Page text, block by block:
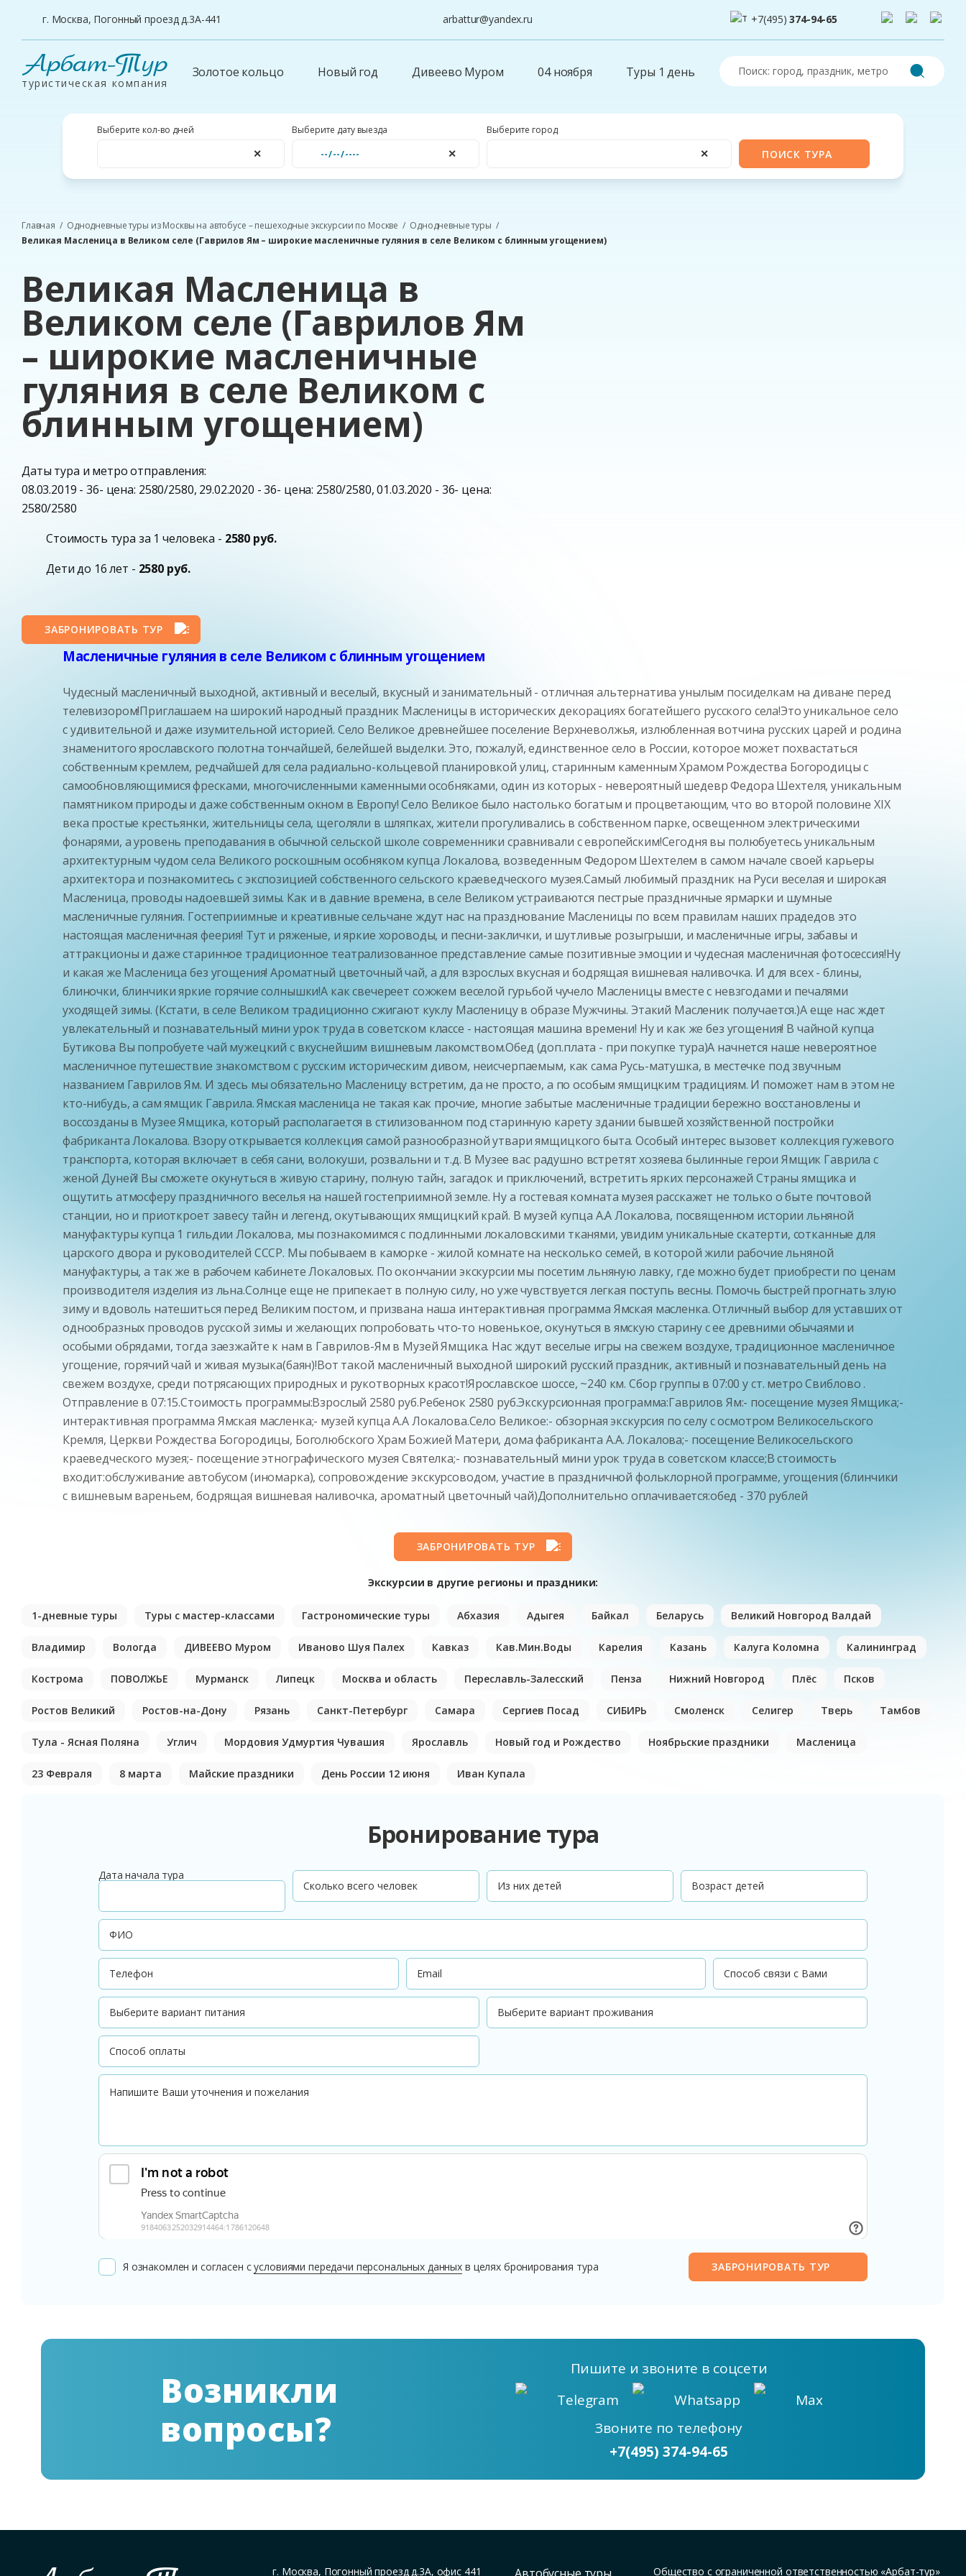
г. Москва, Погонный проезд д.3А-441 +7(495)374-94-65
arbattur@yandex.ru
Арбат-Тур
туристическая компания
Золотое кольцо Новый год Дивеево Муром 04 ноября Туры 1 день
Выберите кол-во дней
✕
Выберите дату выезда
✕
Выберите город
✕ ПОИСК ТУРА
Главная Однодневные туры из Москвы на автобусе – пешеходные экскурсии по Москве
Однодневные туры
Великая Масленица в Великом селе (Гаврилов Ям – широкие масленичные гуляния в селе Великом с блинным угощением)
Великая Масленица в
Великом селе (Гаврилов Ям
– широкие масленичные
гуляния в селе Великом с
блинным угощением)
Даты тура и метро отправления:
08.03.2019 - 36- цена: 2580/2580, 29.02.2020 - 36- цена: 2580/2580, 01.03.2020 - 36- цена:
2580/2580
Стоимость тура за 1 человека - 2580 руб.
Дети до 16 лет - 2580 руб.
ЗАБРОНИРОВАТЬ ТУР
Масленичные гуляния в селе Великом с блинным угощением
Чудесный масленичный выходной, активный и веселый, вкусный и занимательный - отличная альтернатива унылым посиделкам на диване перед
телевизором!Приглашаем на широкий народный праздник Масленицы в исторических декорациях богатейшего русского села!Это уникальное село
с удивительной и даже изумительной историей. Село Великое древнейшее поселение Верхневолжья, излюбленная вотчина русских царей и родина
знаменитого ярославского полотна тончайшей, белейшей выделки. Это, пожалуй, единственное село в России, которое может похвастаться
собственным кремлем, редчайшей для села радиально-кольцевой планировкой улиц, старинным каменным Храмом Рождества Богородицы с
самообновляющимися фресками, многочисленными каменными особняками, один из которых - невероятный шедевр Федора Шехтеля, уникальным
памятником природы и даже собственным окном в Европу! Село Великое было настолько богатым и процветающим, что во второй половине XIX
века простые крестьянки, жительницы села, щеголяли в шляпках, жители прогуливались в собственном парке, освещенном электрическими
фонарями, а уровень преподавания в обычной сельской школе современники сравнивали с европейским!Сегодня вы полюбуетесь уникальным
архитектурным чудом села Великого роскошным особняком купца Локалова, возведенным Федором Шехтелем в самом начале своей карьеры
архитектора и познакомитесь с экспозицией собственного сельского краеведческого музея.Самый любимый праздник на Руси веселая и широкая
Масленица, проводы надоевшей зимы. Как и в давние времена, в селе Великом устраиваются пестрые праздничные ярмарки и шумные
масленичные гуляния. Гостеприимные и креативные сельчане ждут нас на празднование Масленицы по всем правилам наших прадедов это
настоящая масленичная феерия! Тут и ряженые, и яркие хороводы, и песни-заклички, и шутливые розыгрыши, и масленичные игры, забавы и
аттракционы и даже старинное традиционное театрализованное представление самые позитивные эмоции и чудесная масленичная фотосессия!Ну
и какая же Масленица без угощения! Ароматный цветочный чай, а для взрослых вкусная и бодрящая вишневая наливочка. И для всех - блины,
блиночки, блинчики яркие горячие солнышки!А как свечереет сожжем веселой гурьбой чучело Масленицы вместе с невзгодами и печалями
уходящей зимы. (Кстати, в селе Великом традиционно сжигают куклу Масленицу в образе Мужчины. Этакий Масленик получается.)А еще нас ждет
увлекательный и познавательный мини урок труда в советском классе - настоящая машина времени! Ну и как же без угощения! В чайной купца
Бутикова Вы попробуете чай мужецкий с вкуснейшим вишневым лакомством.Обед (доп.плата - при покупке тура)А начнется наше невероятное
масленичное путешествие знакомством с русским историческим дивом, неисчерпаемым, как сама Русь-матушка, в местечке под звучным
названием Гаврилов Ям. И здесь мы обязательно Масленицу встретим, да не просто, а по особым ямщицким традициям. И поможет нам в этом не
кто-нибудь, а сам ямщик Гаврила. Ямская масленица не такая как прочие, многие забытые масленичные традиции бережно восстановлены и
воссозданы в Музее Ямщика, который располагается в стилизованном под старинную карету здании бывшей хозяйственной постройки
фабриканта Локалова. Взору открывается коллекция самой разнообразной утвари ямщицкого быта. Особый интерес вызовет коллекция гужевого
транспорта, которая включает в себя сани, волокуши, розвальни и т.д. В Музее вас радушно встретят хозяева былинные герои Ямщик Гаврила с
женой Дуней! Вы сможете окунуться в живую старину, полную тайн, загадок и приключений, встретить ярких персонажей Страны ямщика и
ощутить атмосферу праздничного веселья на нашей гостеприимной земле. Ну а гостевая комната музея расскажет не только о быте почтовой
станции, но и приоткроет завесу тайн и легенд, окутывающих ямщицкий край. В музей купца А.А Локалова, посвященном истории льняной
мануфактуры купца 1 гильдии Локалова, мы познакомимся с подлинными локаловскими тканями, увидим уникальные скатерти, сотканные для
царского двора и руководителей СССР. Мы побываем в каморке - жилой комнате на несколько семей, в которой жили рабочие льняной
мануфактуры, а так же в рабочем кабинете Локаловых. По окончании экскурсии мы посетим льняную лавку, где можно будет приобрести по ценам
производителя изделия из льна.Солнце еще не припекает в полную силу, но уже чувствуется легкая поступь весны. Помочь быстрей прогнать злую
зиму и вдоволь натешиться перед Великим постом, и призвана наша интерактивная программа Ямская масленка. Отличный выбор для уставших от
однообразных проводов русской зимы и желающих попробовать что-то новенькое, окунуться в ямскую старину с ее древними обычаями и
особыми обрядами, тогда заезжайте к нам в Гаврилов-Ям в Музей Ямщика. Нас ждут веселые игры на свежем воздухе, традиционное масленичное
угощение, горячий чай и живая музыка(баян)!Вот такой масленичный выходной широкий русский праздник, активный и познавательный день на
свежем воздухе, среди потрясающих природных и рукотворных красот!Ярославское шоссе, ~240 км. Сбор группы в 07:00 у ст. метро Свиблово .
Отправление в 07:15.Стоимость программы:Взрослый 2580 руб.Ребенок 2580 руб.Экскурсионная программа:Гаврилов Ям:- посещение музея Ямщика;-
интерактивная программа Ямская масленка;- музей купца А.А Локалова.Село Великое:- обзорная экскурсия по селу с осмотром Великосельского
Кремля, Церкви Рождества Богородицы, Боголюбского Храм Божией Матери, дома фабриканта А.А. Локалова;- посещение Великосельского
краеведческого музея;- посещение этнографического музея Святелка;- познавательный мини урок труда в советском классе;В стоимость
входит:обслуживание автобусом (иномарка), сопровождение экскурсоводом, участие в праздничной фольклорной программе, угощения (блинчики
с вишневым вареньем, бодрящая вишневая наливочка, ароматный цветочный чай)Дополнительно оплачивается:обед - 370 рублей
ЗАБРОНИРОВАТЬ ТУР
Экскурсии в другие регионы и праздники:
1-дневные туры Туры с мастер-классами Гастрономические туры Абхазия Адыгея Байкал Беларусь Великий Новгород Валдай
Владимир Вологда ДИВЕЕВО Муром Иваново Шуя Палех Кавказ Кав.Мин.Воды Карелия Казань Калуга Коломна Калининград
Кострома ПОВОЛЖЬЕ Мурманск Липецк Москва и область Переславль-Залесский Пенза Нижний Новгород Плёс Псков
Ростов Великий Ростов-на-Дону Рязань Санкт-Петербург Самара Сергиев Посад СИБИРЬ Смоленск Селигер Тверь Тамбов
Тула - Ясная Поляна Углич Мордовия Удмуртия Чувашия Ярославль Новый год и Рождество Ноябрьские праздники Масленица
23 Февраля 8 марта Майские праздники День России 12 июня Иван Купала
Бронирование тура
Дата начала тура
Я ознакомлен и согласен сусловиями передачи персональных данных в целях бронирования тура ЗАБРОНИРОВАТЬ ТУР
Возникли
вопросы?
Пишите и звоните в соцсети
Telegram
Whatsapp
Max
Звоните по телефону
+7(495) 374-94-65
г. Москва, Погонный проезд д.3А, офис 441 Общество с ограниченной ответственностью «Арбат-тур»